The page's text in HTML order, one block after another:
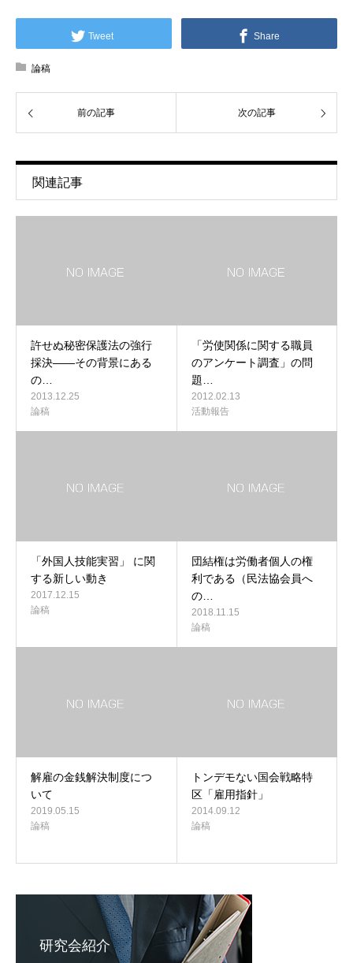
Tweet Share
論稿
前の記事 次の記事
関連記事
許せぬ秘密保護法の強行
採決――その背景にある
の…
2013.12.25
論稿
「労使関係に関する職員
のアンケート調査」の問
題…
2012.02.13
活動報告
「外国人技能実習」 に関
する新しい動き
2017.12.15
論稿
団結権は労働者個人の権
利である（民法協会員へ
の…
2018.11.15
論稿
解雇の金銭解決制度につ
いて
2019.05.15
論稿
トンデモない国会戦略特
区「雇用指針」
2014.09.12
論稿
研究会紹介